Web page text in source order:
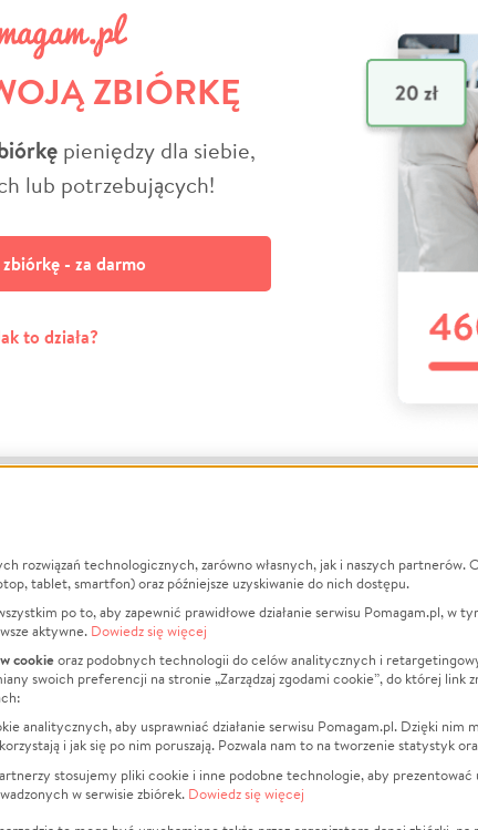
ZBIÓRKĘ
pieniędzy dla siebie,
lub potrzebujących!
- za darmo
to działa?
Informacje
Jak to działa?
Regulamin
Polityka Prywatności
Kontakt
Porównanie serwisów
Polityka plików cookie
Zarządzaj zgodami cookie
O nas
Opinie
Raporty
Za darmo
Dla NGO
Fundacja Pomagam.pl
rozwiązań technologicznych, zarówno własnych, jak i naszych
tablet, smartfon) oraz późniejsze uzyskiwanie do nich dostępu.
po to, aby zapewnić prawidłowe działanie serwisu Pomagam.pl, w
aktywne. Dowiedz się więcej
cookieoraz podobnych technologii do celów analitycznych i
swoich preferencji na stronie „Zarządzaj zgodami cookie”, do której link
analitycznych, aby usprawniać działanie serwisu Pomagam.pl. Dzięki nim
i jak się po nim poruszają. Pozwala nam to na tworzenie statystyk
stosujemy pliki cookie i inne podobne technologie, aby
w serwisie zbiórek. Dowiedz się więcej